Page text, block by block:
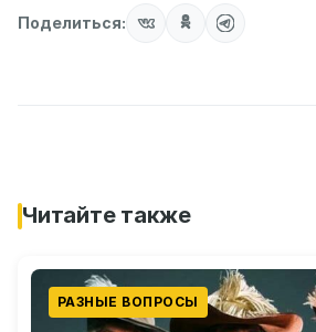
Поделиться:
Читайте также
РАЗНЫЕ ВОПРОСЫ